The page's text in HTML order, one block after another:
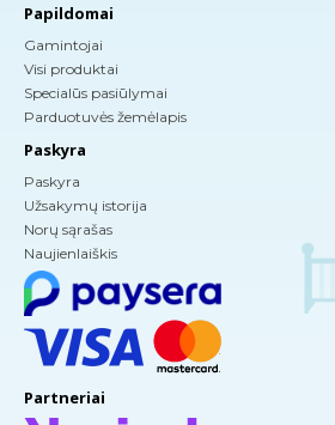
Papildomai
Gamintojai
Visi produktai
Specialūs pasiūlymai
Parduotuvės žemėlapis
Paskyra
Paskyra
Užsakymų istorija
Norų sąrašas
Naujienlaiškis
Partneriai